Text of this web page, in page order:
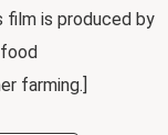
film is produced by
farming.]